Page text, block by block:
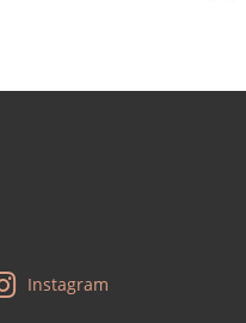
Instagram